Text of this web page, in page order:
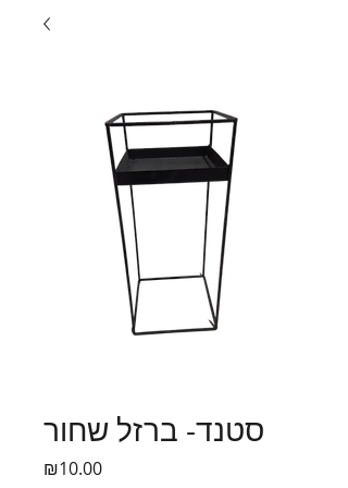
סטנד- ברזל שחור
₪10.00Price